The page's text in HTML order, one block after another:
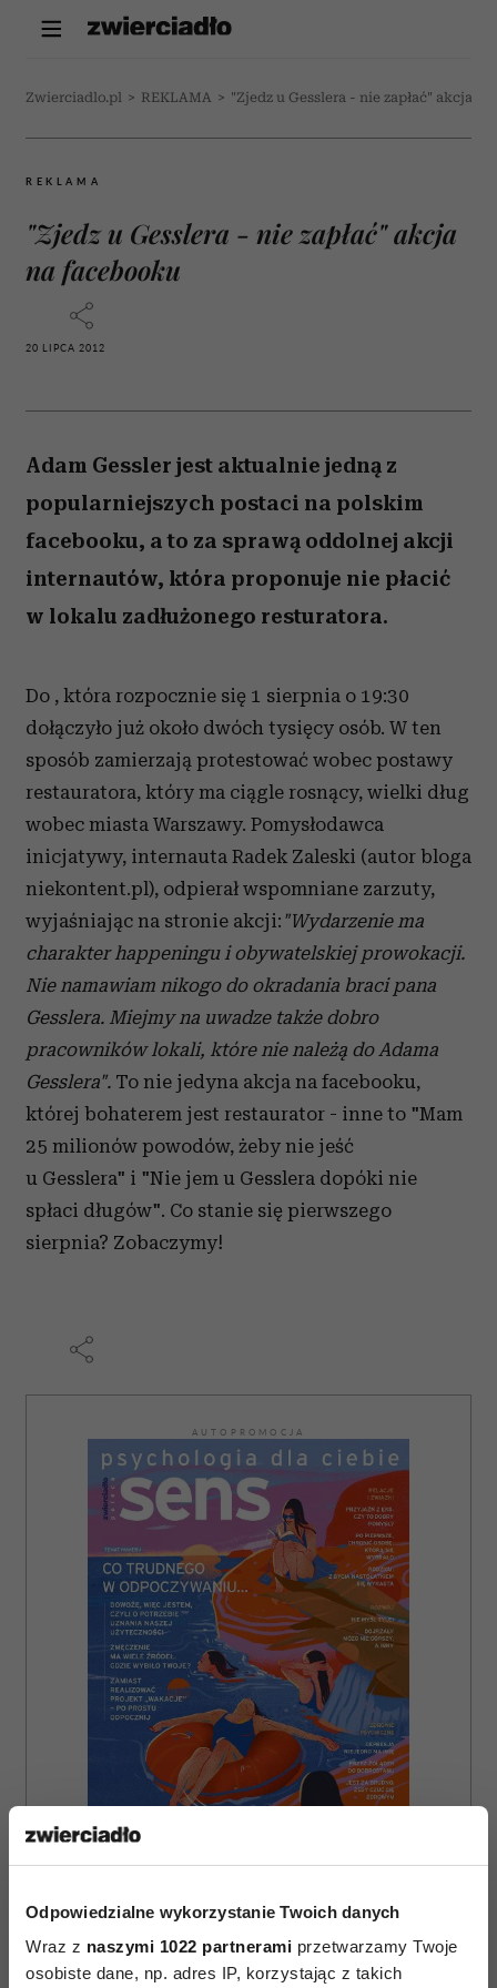
Odpowiedzialne wykorzystanie Twoich danych
Wraz z naszymi 1022 partnerami przetwarzamy Twoje
osobiste dane, np. adres IP, korzystając z takich
Zwierciadlo.pl > REKLAMA > "Zjedz u Gesslera - nie zapłać" akcja
REKLAMA
"Zjedz u Gesslera - nie zapłać" akcja
na facebooku
20 LIPCA 2012
Adam Gessler jest aktualnie jedną z
popularniejszych postaci na polskim
facebooku, a to za sprawą oddolnej akcji
internautów, która proponuje nie płacić
w lokalu zadłużonego resturatora.
Do , która rozpocznie się 1 sierpnia o 19:30
dołączyło już około dwóch tysięcy osób. W ten
sposób zamierzają protestować wobec postawy
restauratora, który ma ciągle rosnący, wielki dług
wobec miasta Warszawy. Pomysłodawca
inicjatywy, internauta Radek Zaleski (autor bloga
niekontent.pl), odpierał wspomniane zarzuty,
wyjaśniając na stronie akcji: "Wydarzenie ma
charakter happeningu i obywatelskiej prowokacji.
Nie namawiam nikogo do okradania braci pana
Gesslera. Miejmy na uwadze także dobro
pracowników lokali, które nie należą do Adama
Gesslera". To nie jedyna akcja na facebooku,
której bohaterem jest restaurator - inne to "Mam
25 milionów powodów, żeby nie jeść
u Gesslera" i "Nie jem u Gesslera dopóki nie
spłaci długów". Co stanie się pierwszego
sierpnia? Zobaczymy!
AUTOPROMOCJA
ZAMÓW
WYDANIE DRUKOWANE
E-WYDANIE